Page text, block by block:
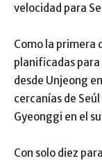
velocidad para
Como la primera
planificadas
desde Unjeong
cercanías de
Gyeonggi en el
Con solo diez